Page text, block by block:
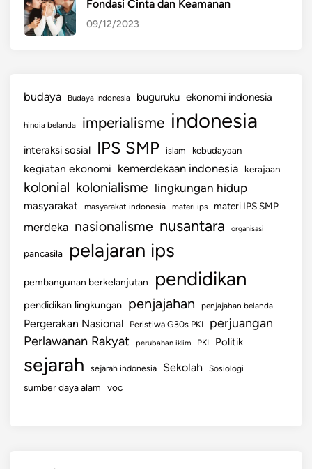
Fondasi Cinta dan Keamanan
09/12/2023
budaya Budaya Indonesia buguruku ekonomi indonesia
hindia belanda imperialisme indonesia
interaksi sosial IPS SMP islam kebudayaan
kegiatan ekonomi kemerdekaan indonesia kerajaan
kolonial kolonialisme lingkungan hidup
masyarakat masyarakat indonesia materi ips materi IPS SMP
merdeka nasionalisme nusantara organisasi
pancasila pelajaran ips
pembangunan berkelanjutan pendidikan
pendidikan lingkungan penjajahan penjajahan belanda
Pergerakan Nasional Peristiwa G30s PKI perjuangan
Perlawanan Rakyat perubahan iklim PKI Politik
sejarah sejarah indonesia Sekolah Sosiologi
sumber daya alam voc